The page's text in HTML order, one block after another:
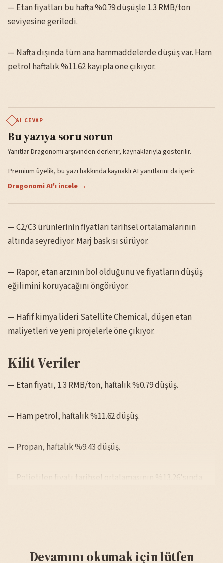
— Etan fiyatları bu hafta %0.79 düşüşle 1.3 RMB/ton
seviyesine geriledi.
— Nafta dışında tüm ana hammaddelerde düşüş var. Ham
petrol haftalık %11.62 kayıpla öne çıkıyor.
AI CEVAP
Bu yazıya soru sorun
Yanıtlar Dragonomi arşivinden derlenir, kaynaklarıyla gösterilir.
Premium üyelik, bu yazı hakkında kaynaklı AI yanıtlarını da içerir.
Dragonomi AI'ı incele →
— C2/C3 ürünlerinin fiyatları tarihsel ortalamalarının
altında seyrediyor. Marj baskısı sürüyor.
— Rapor, etan arzının bol olduğunu ve fiyatların düşüş
eğilimini koruyacağını öngörüyor.
— Hafif kimya lideri Satellite Chemical, düşen etan
maliyetleri ve yeni projelerle öne çıkıyor.
Kilit Veriler
— Etan fiyatı, 1.3 RMB/ton, haftalık %0.79 düşüş.
— Ham petrol, haftalık %11.62 düşüş.
— Propan, haftalık %9.43 düşüş.
— Polietilen fiyatı tarihsel ortalamasının %13.26'sında.
Devamını okumak için lütfen